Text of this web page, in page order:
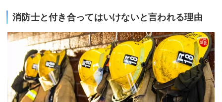
消防士と付き合ってはいけないと言われる理由